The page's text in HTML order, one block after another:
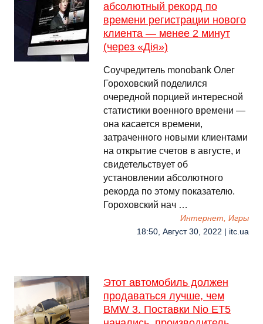
абсолютный рекорд по
времени регистрации нового
клиента — менее 2 минут
(через «Дія»)
Соучредитель monobank Олег
Гороховский поделился
очередной порцией интересной
статистики военного времени —
она касается времени,
затраченного новыми клиентами
на открытие счетов в августе, и
свидетельствует об
установлении абсолютного
рекорда по этому показателю.
Гороховский нач …
Интернет, Игры
18:50, Август 30, 2022 | itc.ua
Этот автомобиль должен
продаваться лучше, чем
BMW 3. Поставки Nio ET5